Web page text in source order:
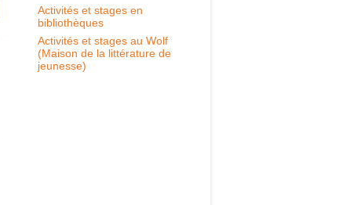
Activités et stages en
bibliothèques
Activités et stages au Wolf
(Maison de la littérature de
jeunesse)